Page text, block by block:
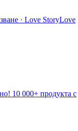
· Love StoryLove
10 000+ продукта с